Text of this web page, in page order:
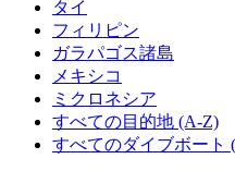
タイ
フィリピン
ガラパゴス諸島
メキシコ
ミクロネシア
すべての目的地 (A-Z)
すべてのダイブボート